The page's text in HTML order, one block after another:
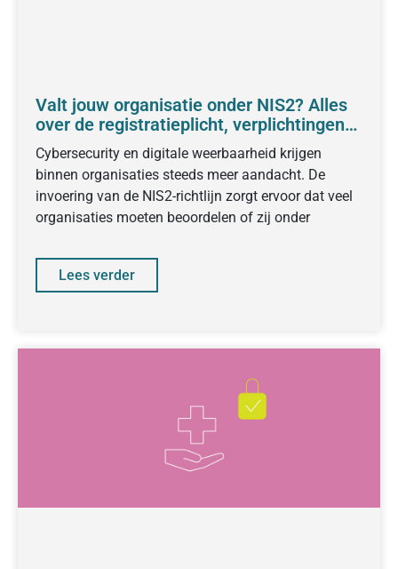
Valt jouw organisatie onder NIS2? Alles
over de registratieplicht, verplichtingen
en voorbereiding
Cybersecurity en digitale weerbaarheid krijgen
binnen organisaties steeds meer aandacht. De
invoering van de NIS2-richtlijn zorgt ervoor dat veel
organisaties moeten beoordelen of zij onder
Lees verder